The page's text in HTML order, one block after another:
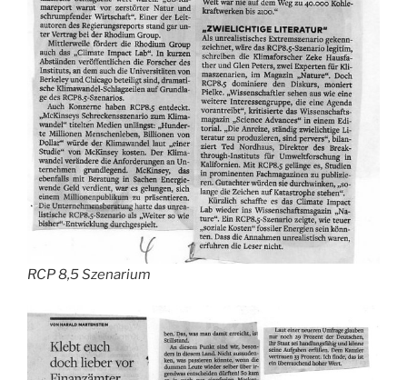
RCP 8,5 Szenarium